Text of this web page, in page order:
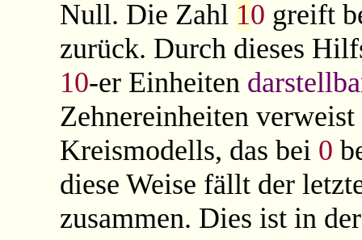
Null. Die Zahl 10 greift
zurück. Durch dieses
10-er Einheiten
Zehnereinheiten
Kreismodells, das bei 0
diese Weise fällt der
zusammen. Dies ist in